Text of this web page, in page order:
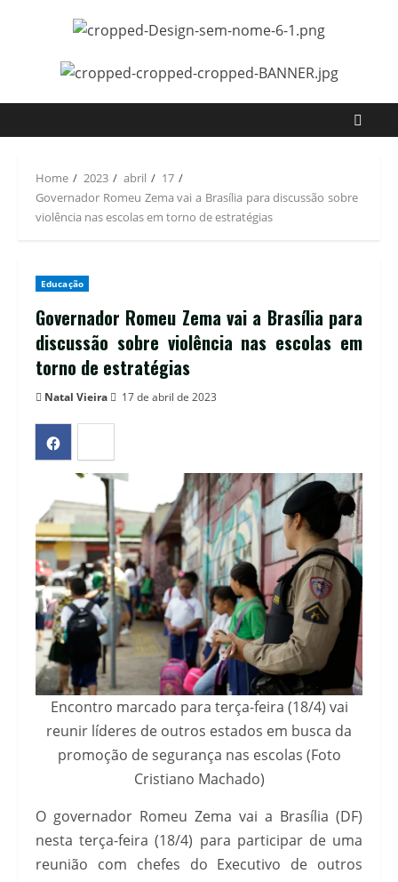
Home 2023 abril
17
Governador Romeu Zema vai a Brasília para discussão sobre
violência nas escolas em torno de estratégias
Educação
Governador Romeu Zema vai a Brasília para
discussão sobre violência nas escolas em
torno de estratégias
Natal Vieira 17 de abril de 2023
Encontro marcado para terça-feira (18/4) vai
reunir líderes de outros estados em busca da
promoção de segurança nas escolas (Foto
Cristiano Machado)
O governador Romeu Zema vai a Brasília (DF)
nesta terça-feira (18/4) para participar de uma
reunião com chefes do Executivo de outros